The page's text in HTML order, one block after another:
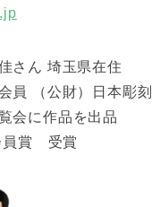
さん 埼玉県在住
員 （公財）日本彫
会に作品を出品
賞 受賞